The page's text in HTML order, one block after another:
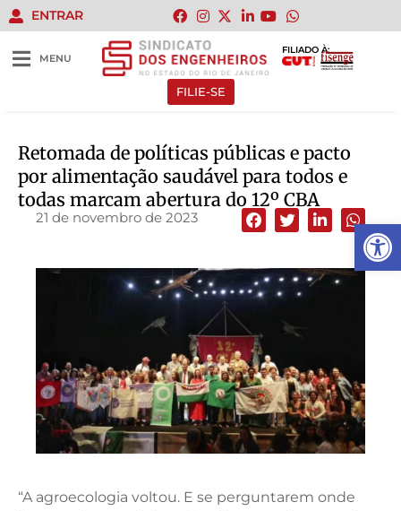
Abrir
ENTRAR
MENU
FILIADO À:
FILIE-SE
Retomada de políticas públicas e pacto
por alimentação saudável para todos e
todas marcam abertura do 12º CBA
21 de novembro de 2023
“A agroecologia voltou. E se perguntarem onde